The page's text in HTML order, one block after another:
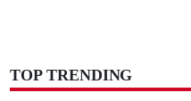
TOP TRENDING